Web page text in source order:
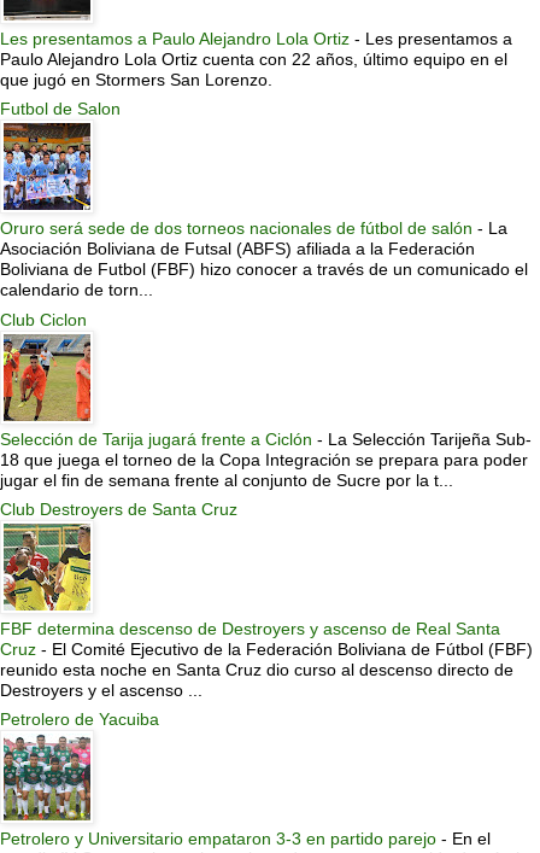
Les presentamos a Paulo Alejandro Lola Ortiz - Les presentamos a
Paulo Alejandro Lola Ortiz cuenta con 22 años, último equipo en el
que jugó en Stormers San Lorenzo.
Futbol de Salon
Oruro será sede de dos torneos nacionales de fútbol de salón - La
Asociación Boliviana de Futsal (ABFS) afiliada a la Federación
Boliviana de Futbol (FBF) hizo conocer a través de un comunicado el
calendario de torn...
Club Ciclon
Selección de Tarija jugará frente a Ciclón - La Selección Tarijeña Sub-
18 que juega el torneo de la Copa Integración se prepara para poder
jugar el fin de semana frente al conjunto de Sucre por la t...
Club Destroyers de Santa Cruz
FBF determina descenso de Destroyers y ascenso de Real Santa
Cruz - El Comité Ejecutivo de la Federación Boliviana de Fútbol (FBF)
reunido esta noche en Santa Cruz dio curso al descenso directo de
Destroyers y el ascenso ...
Petrolero de Yacuiba
Petrolero y Universitario empataron 3-3 en partido parejo - En el